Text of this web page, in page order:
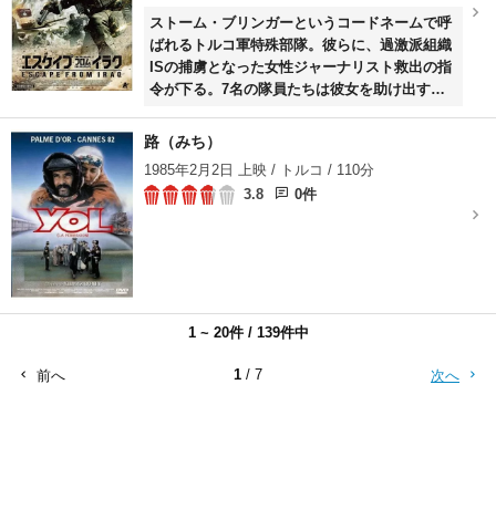
ストーム・ブリンガーというコードネームで呼
ばれるトルコ軍特殊部隊。彼らに、過激派組織
ISの捕虜となった女性ジャーナリスト救出の指
令が下る。7名の隊員たちは彼女を助け出すこ
に立たされる。応戦を繰り返しながら何とか合
流地点に指定された村に到着するが、ISの大部
隊が近づいていた。このまま撤退すれば村人た
ちが犠牲になってしまうが……。
路（みち）
1985年2月2日 上映 / トルコ / 110分
3.8
0件
1 ~ 20件 / 139件中
前へ 1 / 7 次へ